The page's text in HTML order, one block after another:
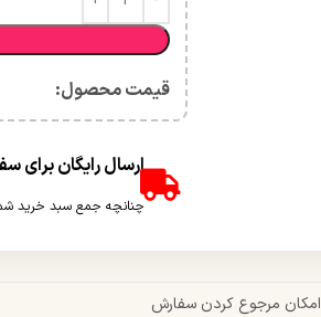
قیمت محصول:​
ارسال رایگان برای سفارش های بالای 2
چنانچه جمع سبد خرید شما بالای 2 میلیون و 500 هزار تومان شود هزینه پست برای شما به
امکان مرجوع کردن سفارش